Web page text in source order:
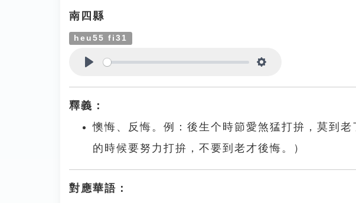
南四縣
heu55 fi31
釋義：
懊悔、反悔。例：後生个時節愛煞猛打拚，莫到
的時候要努力打拚，不要到老才後悔。）
對應華語：